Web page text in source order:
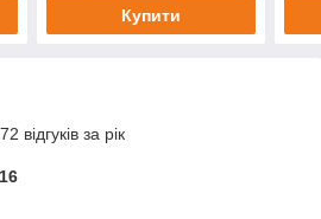
Купити
відгуків за рік